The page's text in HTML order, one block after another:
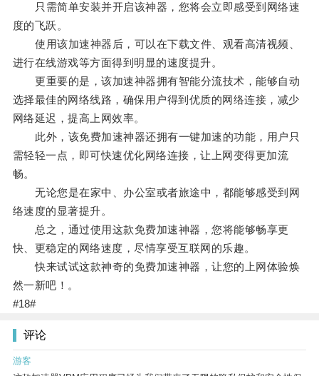
只需简单安装并开启该神器，您将会立即感受到网络速
度的飞跃。
使用该加速神器后，可以在下载文件、观看高清视频、
进行在线游戏等方面得到明显的速度提升。
更重要的是，该加速神器拥有智能分流技术，能够自动
选择最佳的网络线路，确保用户得到优质的网络连接，减少
网络延迟，提高上网效率。
此外，该免费加速神器还拥有一键加速的功能，用户只
需轻轻一点，即可快速优化网络连接，让上网变得更加流
畅。
无论您是在家中、办公室或者旅途中，都能够感受到网
络速度的显著提升。
总之，通过使用这款免费加速神器，您将能够畅享更
快、更稳定的网络速度，尽情享受互联网的乐趣。
快来试试这款神奇的免费加速神器，让您的上网体验焕
然一新吧！。
#18#
评论
游客